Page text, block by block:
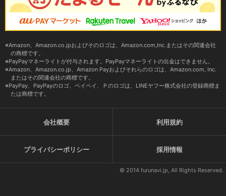
Amazon、Amazon.co.jpおよびそのロゴは、Amazon.com,Inc.またはその関連会社
の商標です。
PayPayマネーライトが付与されます。PayPayマネーライトの出金はできません。
Amazon、Amazon.co.jp、Amazon Payおよびそれらのロゴは、Amazon.com, Inc.
またはその関連会社の商標です。
PayPay、PayPayのロゴ、ペイペイ、Ｐのロゴは、LINEヤフー株式会社の登録商標ま
たは商標です。
会社概要 利用規約
プライバシーポリシー 採用情報
© 2014 furunavi.jp, All Rights Reserved.